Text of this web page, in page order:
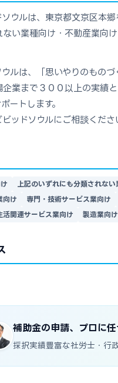
ウルは、東京都文京区本
ない業種向け・不動産業向
ルは、「思いやりのもの
企業まで３００以上の実績
ートします。
ッドソウルにご相談くださ
上記のいずれにも分類されない
向け 専門・技術サービス業向け
活関連サービス業向け 製造業向け
補助金の申請、プロに任
採択実績豊富な社労士・行